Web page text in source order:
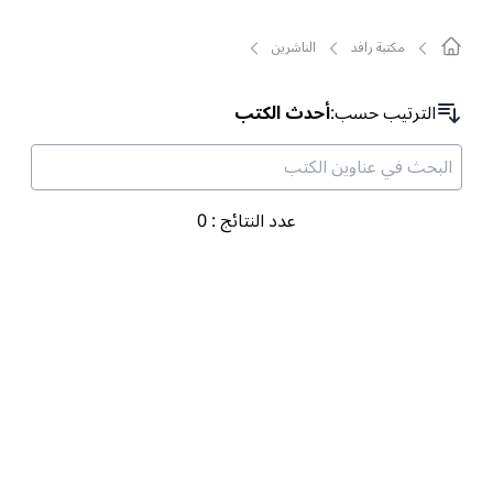
مکتبة رافد الناشرين
الترتیب حسب:أحدث الكتب
عدد النتائج:
0